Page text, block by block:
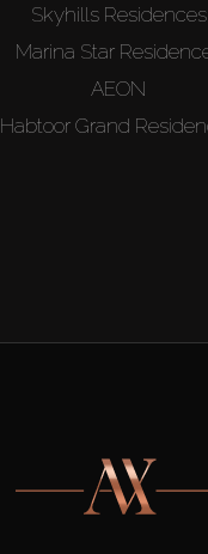
Skyhills Residences
Marina Star
AEON
Habtoor Grand